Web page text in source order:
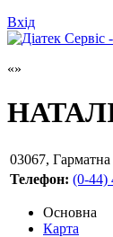
Вхід
03067, Гарматна
Телефон: (0-44)
Основна
Карта